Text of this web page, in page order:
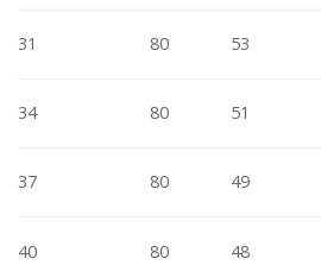
31 80 53
34 80 51
37 80 49
40 80 48